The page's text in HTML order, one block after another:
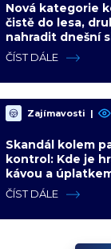
Nová kategorie
čistě do lesa,
nahradit dnešní
mají rozporuplné
ČÍST DÁLE
Zajímavosti |
Skandál kolem
kontrol: Kde je
kávou a
malá výhoda,
ČÍST DÁLE